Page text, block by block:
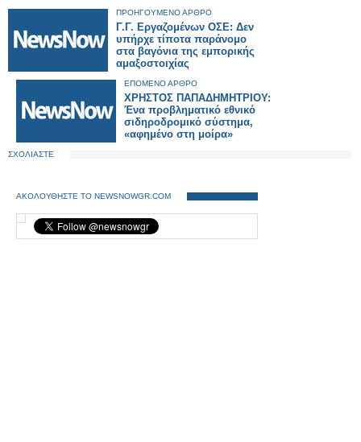
ΠΡΟΗΓΟΥΜΕΝΟ ΑΡΘΡΟ
Γ.Γ. Εργαζομένων ΟΣΕ: Δεν
υπήρχε τίποτα παράνομο
στα βαγόνια της εμπορικής
αμαξοστοιχίας
ΕΠΟΜΕΝΟ ΑΡΘΡΟ
ΧΡΗΣΤΟΣ ΠΑΠΑΔΗΜΗΤΡΙΟΥ:
Ένα προβληματικό εθνικό
σιδηροδρομικό σύστημα,
«αφημένο στη μοίρα»
ΣΧΟΛΙΑΣΤΕ
ΑΚΟΛΟΥΘΗΣΤΕ ΤΟ NEWSNOWGR.COM